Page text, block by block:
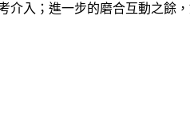
入；進一步的磨合互動之餘